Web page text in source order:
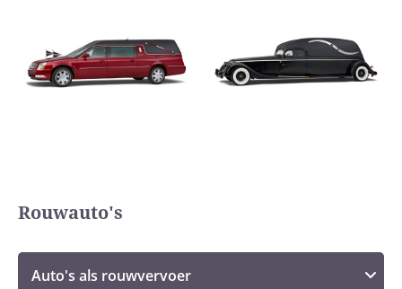
Rouwauto's
Auto's als rouwvervoer